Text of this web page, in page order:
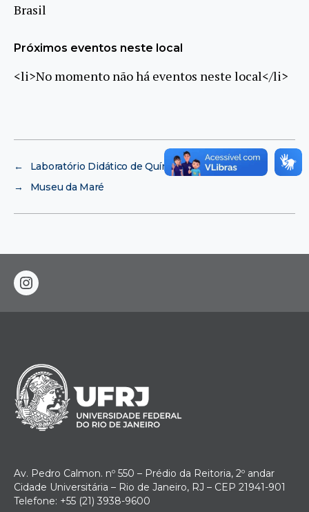
Brasil
Próximos eventos neste local
<li>No momento não há eventos neste local</li>
←
Laboratório Didático de Química (LaDQuim)
→
Museu da Maré
instagram
Av. Pedro Calmon. nº 550 – Prédio da Reitoria, 2º andar
Cidade Universitária – Rio de Janeiro, RJ – CEP 21941-901
Telefone: +55 (21) 3938-9600